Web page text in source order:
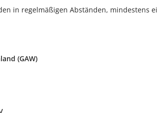
in regelmäßigen Abständen, mindestens
(GAW)